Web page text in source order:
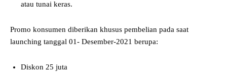
atau tunai keras.
Promo konsumen diberikan khusus pembelian pada saat
launching tanggal 01- Desember-2021 berupa:
Diskon 25 juta